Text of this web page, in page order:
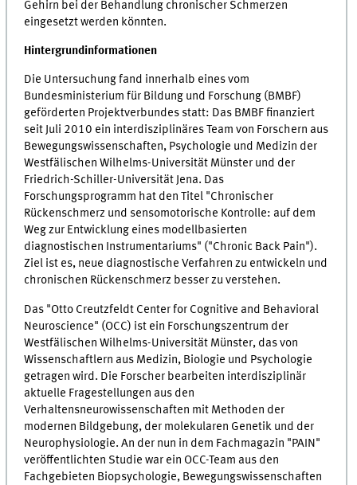
Gehirn bei der Behandlung chronischer Schmerzen
eingesetzt werden könnten.
Hintergrundinformationen
Die Untersuchung fand innerhalb eines vom
Bundesministerium für Bildung und Forschung (BMBF)
geförderten Projektverbundes statt: Das BMBF finanziert
seit Juli 2010 ein interdisziplinäres Team von Forschern aus
Bewegungswissenschaften, Psychologie und Medizin der
Westfälischen Wilhelms-Universität Münster und der
Friedrich-Schiller-Universität Jena. Das
Forschungsprogramm hat den Titel "Chronischer
Rückenschmerz und sensomotorische Kontrolle: auf dem
Weg zur Entwicklung eines modellbasierten
diagnostischen Instrumentariums" ("Chronic Back Pain").
Ziel ist es, neue diagnostische Verfahren zu entwickeln und
chronischen Rückenschmerz besser zu verstehen.
Das "Otto Creutzfeldt Center for Cognitive and Behavioral
Neuroscience" (OCC) ist ein Forschungszentrum der
Westfälischen Wilhelms-Universität Münster, das von
Wissenschaftlern aus Medizin, Biologie und Psychologie
getragen wird. Die Forscher bearbeiten interdisziplinär
aktuelle Fragestellungen aus den
Verhaltensneurowissenschaften mit Methoden der
modernen Bildgebung, der molekularen Genetik und der
Neurophysiologie. An der nun in dem Fachmagazin "PAIN"
veröffentlichten Studie war ein OCC-Team aus den
Fachgebieten Biopsychologie, Bewegungswissenschaften